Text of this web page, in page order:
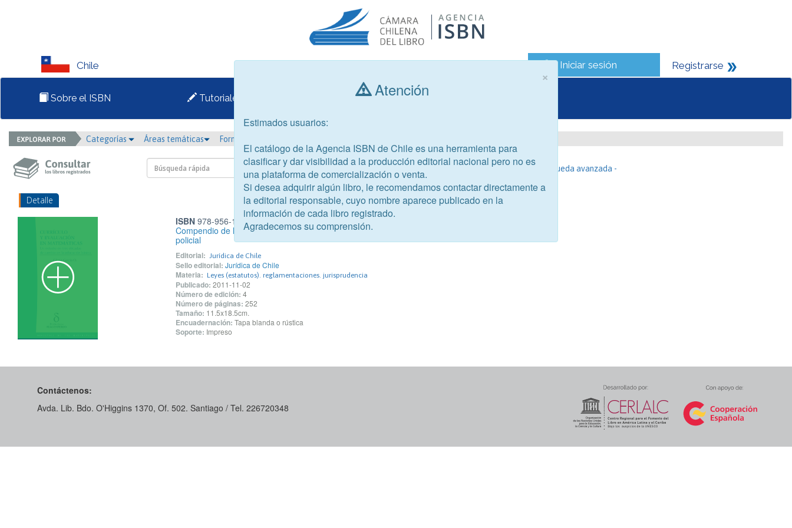
Chile Iniciar sesión Registrarse
Sobre el ISBN Tutoriales Consultar libros
Categorías Áreas temáticas Formato
- Búsqueda avanzada -
Detalle
ISBN978-956-10-2146-4
Compendio de leyes especiales para la función
policial
Editorial: Jurídica de Chile
Sello editorial: Jurídica de Chile
Materia: Leyes (estatutos). reglamentaciones. jurisprudencia
Publicado: 2011-11-02
Número de edición: 4
Número de páginas: 252
Tamaño: 11.5x18.5cm.
Encuadernación: Tapa blanda o rústica
Soporte: Impreso
Contáctenos:
Avda. Lib. Bdo. O'Higgins 1370, Of. 502. Santiago / Tel. 226720348
×
Atención
Estimados usuarios:
El catálogo de la Agencia ISBN de Chile es una herramienta para
clasificar y dar visibilidad a la producción editorial nacional pero no es
una plataforma de comercialización o venta.
Si desea adquirir algún libro, le recomendamos contactar directamente a
la editorial responsable, cuyo nombre aparece publicado en la
información de cada libro registrado.
Agradecemos su comprensión.